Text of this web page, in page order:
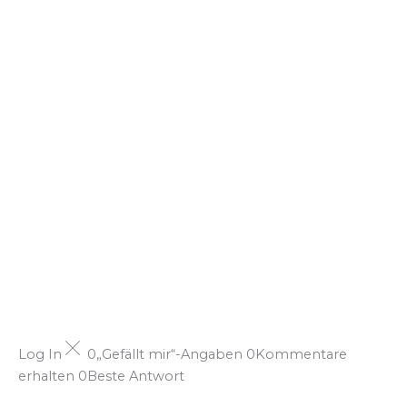
Log In 0„Gefällt mir“-Angaben 0Kommentare
erhalten 0Beste Antwort